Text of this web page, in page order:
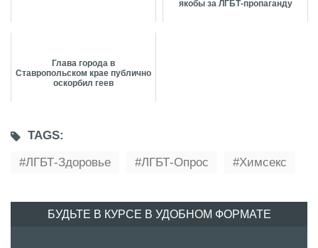
якобы за ЛГБТ-пропаганду
Глава города в
Ставропольском крае публично
оскорбил геев
TAGS:
ЛГБТ-Здоровье
ЛГБТ-Опрос Химсекс
БУДЬТЕ В КУРСЕ В УДОБНОМ ФОРМАТЕ